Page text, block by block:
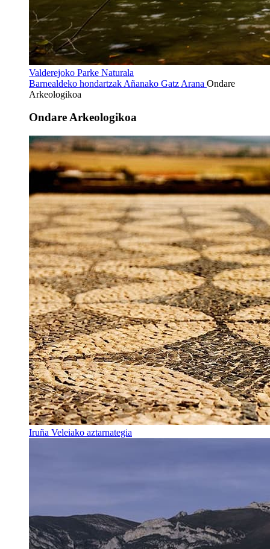
Valderejoko Parke Naturala
Barnealdeko hondartzak Añanako Gatz Arana Ondare
Arkeologikoa
Ondare Arkeologikoa
Iruña Veleiako aztarnategia